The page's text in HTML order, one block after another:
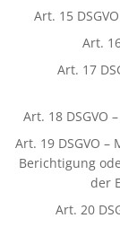
Art. 15
Art.
Art. 17
Art. 18 DSGVO
Art. 19 DSGVO
Berichtigung
der
Art. 20